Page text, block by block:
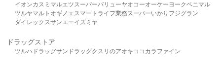
イオンカスミ マルエツスーパーバリューヤオコーオーケー ヨークベニマル
ツルヤマルト オギノ エスマート ライフ業務スーパーいかり フジグラン
ダイレックスサンエーイズミヤ
ドラッグストア
ツルハドラッグサンドラッグクスリのアオキ ココカラファイン